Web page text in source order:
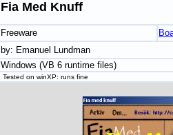
Fia Med Knuff
Freeware
by: Emanuel Lundman
Windows (VB 6 runtime files)
Tested on winXP: runs fine